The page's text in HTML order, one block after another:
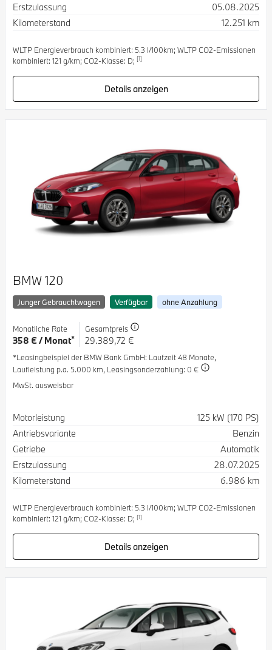
Erstzulassung
05.08.2025
Kilometerstand
12.251 km
WLTP Energieverbrauch kombiniert: 5.3 l/100km; WLTP CO2-Emissionen
kombiniert: 121 g/km; CO2-Klasse: D; [1]
Details anzeigen
BMW 120
Junger Gebrauchtwagen Verfügbar ohne Anzahlung
Monatliche Rate
358 € / Monat*
Gesamtpreis
29.389,72 €
*Leasingbeispiel der BMW Bank GmbH: Laufzeit 48 Monate,
Laufleistung p.a. 5.000 km, Leasingsonderzahlung: 0 €
MwSt. ausweisbar
Spezifikation
Motorleistung
125 kW (170 PS)
Antriebsvariante
Benzin
Getriebe
Automatik
Erstzulassung
28.07.2025
Kilometerstand
6.986 km
WLTP Energieverbrauch kombiniert: 5.3 l/100km; WLTP CO2-Emissionen
kombiniert: 121 g/km; CO2-Klasse: D; [1]
Details anzeigen